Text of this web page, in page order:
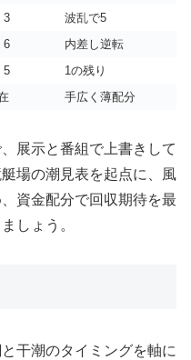
3
波乱で5
6
内差し逆転
5
1の残り
手広く薄配分
展示と番組で上書きして
場の潮見表を起点に、風
資金配分で回収期待を最
しょう。
干潮のタイミングを軸に